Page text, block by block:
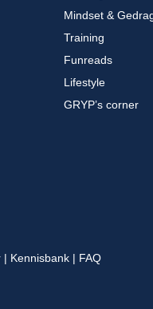
Mindset &
Training
Funreads
Lifestyle
GRYP’s corner
| Kennisbank | FAQ